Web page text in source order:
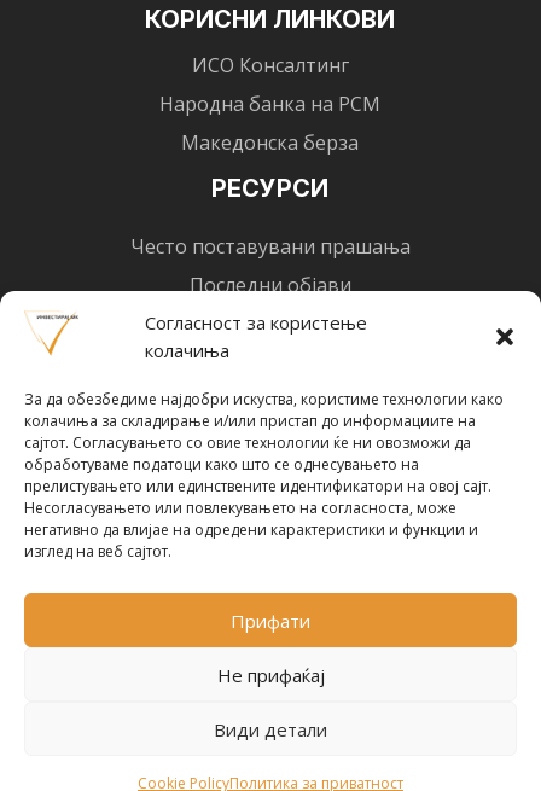
Согласност за користење
колачиња
За да обезбедиме најдобри искуства, користиме технологии како
колачиња за складирање и/или пристап до информациите на
сајтот. Согласувањето со овие технологии ќе ни овозможи да
обработуваме податоци како што се однесувањето на
прелистувањето или единствените идентификатори на овој сајт.
Несогласувањето или повлекувањето на согласноста, може
негативно да влијае на одредени карактеристики и функции и
изглед на веб сајтот.
Прифати
Не прифаќај
Види детали
Cookie PolicyПолитика за приватност
КОРИСНИ ЛИНКОВИ
ИСО Консалтинг
Народна банка на РСМ
Македонска берза
РЕСУРСИ
Често поставувани прашања
Последни објави
Најнови вести
Почни со инвестирање
Претплати се за новости
ПРЕТПЛАТИ СЕ !
Политика за приватност